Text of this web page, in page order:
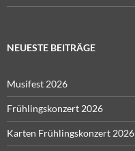
NEUESTE BEITRÄGE
Musifest 2026
Frühlingskonzert 2026
Karten Frühlingskonzert 2026